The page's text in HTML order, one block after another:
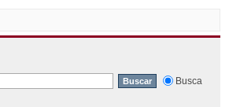
Busca